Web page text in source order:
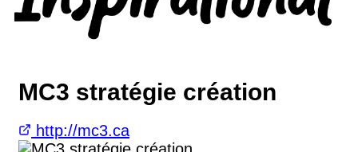
MC3 stratégie création
http://mc3.ca